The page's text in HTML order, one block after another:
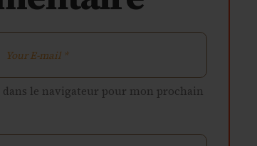
le navigateur pour mon prochain